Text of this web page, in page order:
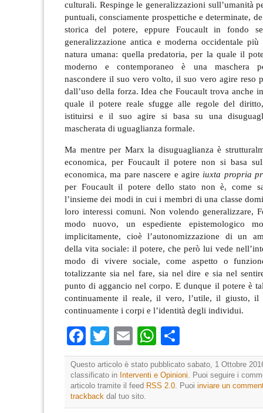
culturali. Respinge le generalizzazioni sull’umanità
puntuali, consciamente prospettiche e determinate,
storica del potere, eppure Foucault in fondo
generalizzazione antica e moderna occidentale
natura umana: quella predatoria, per la quale il
moderno e contemporaneo è una maschera
nascondere il suo vero volto, il suo vero agire reso
dall’uso della forza. Idea che Foucault trova anche
quale ilpotere reale sfugge alle regole del
istituirsi e il suo agire si basa su una
mascherata di uguaglianza formale.
Ma mentre per Marx la disuguaglianza è
economica, per Foucault il potere non si basa
economica, ma pare nascere e agire iuxta propria
per Foucault il potere dello stato non è, come
l’insieme dei modi in cui i membri di una classe
loro interessi comuni. Non volendo generalizzare,
modo nuovo, un espediente epistemologico
implicitamente, cioè l’autonomizzazione di un
della vita sociale: il potere, che però lui vede
modo di vivere sociale, come aspetto o
totalizzante sia nel fare, sia nel dire e sia nel
punto di aggancio nel corpo. E dunque il potere è
continuamente il reale, il vero, l’utile, il giusto, il
continuamente i corpi e l’identità degli individui.
Facebook
TwitterEmailWhatsApp
Questo articolo è stato pubblicato sabato, 1 Ottobre
classificato in Interventi e Opinioni . Puoi seguire i
articolo tramite il feed RSS 2.0 . Puoi inviare un
trackback dal tuo sito.